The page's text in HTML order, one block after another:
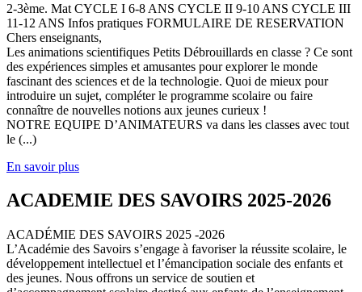
2-3ème. Mat CYCLE I 6-8 ANS CYCLE II 9-10 ANS CYCLE III
11-12 ANS Infos pratiques FORMULAIRE DE RESERVATION
Chers enseignants,
Les animations scientifiques Petits Débrouillards en classe ? Ce sont
des expériences simples et amusantes pour explorer le monde
fascinant des sciences et de la technologie. Quoi de mieux pour
introduire un sujet, compléter le programme scolaire ou faire
connaître de nouvelles notions aux jeunes curieux !
NOTRE EQUIPE D’ANIMATEURS va dans les classes avec tout
le (...)
En savoir plus
ACADEMIE DES SAVOIRS 2025-2026
ACADÉMIE DES SAVOIRS 2025 -2026
L’Académie des Savoirs s’engage à favoriser la réussite scolaire, le
développement intellectuel et l’émancipation sociale des enfants et
des jeunes. Nous offrons un service de soutien et